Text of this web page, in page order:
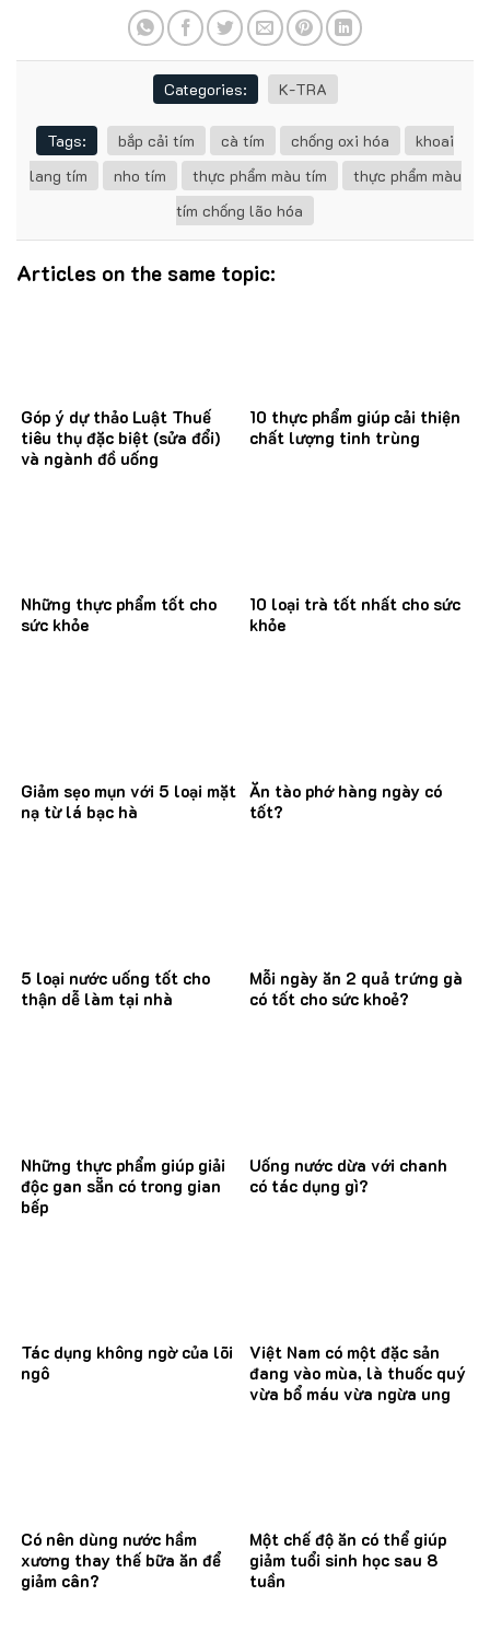
Categories: K-TRA
Tags: bắp cải tím cà tím chống oxi hóa
khoai
lang tím
nho tím thực phẩm màu tím
thực phẩm màu
tím chống lão hóa
Articles on the same topic:
Góp ý dự thảo Luật Thuế
tiêu thụ đặc biệt (sửa đổi)
và ngành đồ uống
10 thực phẩm giúp cải thiện
chất lượng tinh trùng
Những thực phẩm tốt cho
sức khỏe
10 loại trà tốt nhất cho sức
khỏe
Giảm sẹo mụn với 5 loại mặt
nạ từ lá bạc hà
Ăn tào phớ hàng ngày có
tốt?
5 loại nước uống tốt cho
thận dễ làm tại nhà
Mỗi ngày ăn 2 quả trứng gà
có tốt cho sức khoẻ?
Những thực phẩm giúp giải
độc gan sẵn có trong gian
bếp
Uống nước dừa với chanh
có tác dụng gì?
Tác dụng không ngờ của lõi
ngô
Việt Nam có một đặc sản
đang vào mùa, là thuốc quý
vừa bổ máu vừa ngừa ung
Có nên dùng nước hầm
xương thay thế bữa ăn để
giảm cân?
Một chế độ ăn có thể giúp
giảm tuổi sinh học sau 8
tuần